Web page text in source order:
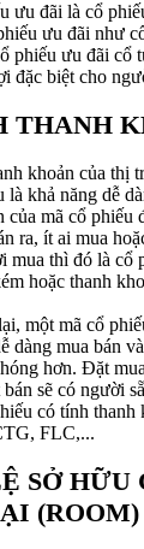
ưu đãi là cổ
ưu đãi như
phiếu ưu đãi cổ
đặc biệt cho
THANH
khoản của thị
là khả năng dễ
của mã cổ phiếu
ra, ít ai mua
mua thì đó là cổ
hoặc thanh
một mã cổ
dàng mua bán
hơn. Đặt
bán sẽ có người
có tính thanh
FLC,...
SỞ HỮU
(ROOM)